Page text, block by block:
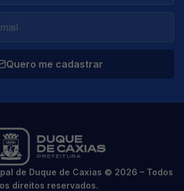
Quero me cadastrar
de Duque de Caxias © 2026 – Todos
os direitos reservados.